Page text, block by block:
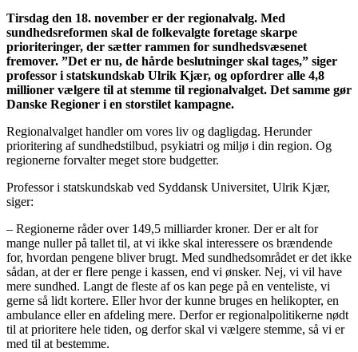
Tirsdag den 18. november er der regionalvalg. Med
sundhedsreformen skal de folkevalgte foretage skarpe
prioriteringer, der sætter rammen for sundhedsvæsenet
fremover. ”Det er nu, de hårde beslutninger skal tages,” siger
professor i statskundskab Ulrik Kjær, og opfordrer alle 4,8
millioner vælgere til at stemme til regionalvalget. Det samme gør
Danske Regioner i en storstilet kampagne.
Regionalvalget handler om vores liv og dagligdag. Herunder
prioritering af sundhedstilbud, psykiatri og miljø i din region. Og
regionerne forvalter meget store budgetter.
Professor i statskundskab ved Syddansk Universitet, Ulrik Kjær,
siger:
– Regionerne råder over 149,5 milliarder kroner. Der er alt for
mange nuller på tallet til, at vi ikke skal interessere os brændende
for, hvordan pengene bliver brugt. Med sundhedsområdet er det ikke
sådan, at der er flere penge i kassen, end vi ønsker. Nej, vi vil have
mere sundhed. Langt de fleste af os kan pege på en venteliste, vi
gerne så lidt kortere. Eller hvor der kunne bruges en helikopter, en
ambulance eller en afdeling mere. Derfor er regionalpolitikerne nødt
til at prioritere hele tiden, og derfor skal vi vælgere stemme, så vi er
med til at bestemme.